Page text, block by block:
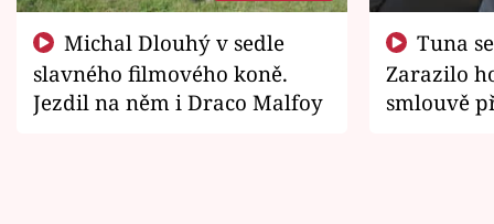
slavného filmového koně.
Jezdil na něm i Draco Malfoy
Zarazilo
smlouvě